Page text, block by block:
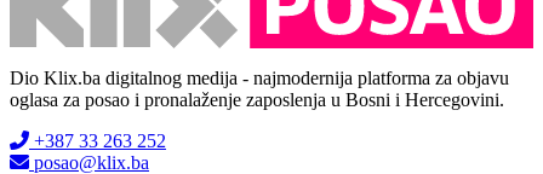
Dio Klix.ba digitalnog medija - najmodernija platforma za objavu
oglasa za posao i pronalaženje zaposlenja u Bosni i Hercegovini.
+387 33 263 252
posao@klix.ba